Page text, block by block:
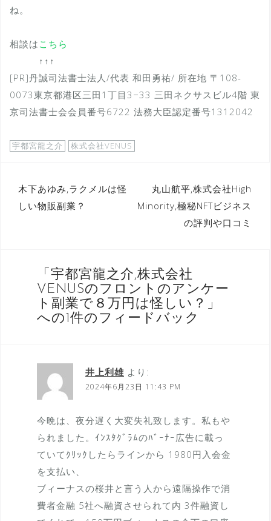
ね。
相談は こちら
↑↑↑
[PR]丹誠司法書士法人/代表 和田勇祐/ 所在地 〒108-
0073東京都港区三田1丁目3−33 三田ネクサスビル4階 東
京司法書士会会員番号6722 法務大臣認定番号1312042
宇都宮龍之介 株式会社VENUS
投
稿
木下あゆみ,ラクメルは怪
しい物販副業？
丸山航平,株式会社High
Minority,極秘NFTビジネス
の評判や口コミ
「 宇都宮龍之介,株式会社
VENUSのフロントのアンケー
ト副業で８万円は怪しい？
」
への1件のフィードバック
井上利雄 より:
2024年6月23日 11:43 PM
今晩は、夜分遅く大変失礼致します。私もや
られました。ｲﾝｽﾀｸﾞﾗﾑのﾊﾞｰﾅｰ広告に載っ
ていてｸﾘｯｸしたらラインから 1980円入会金
を支払い、
ブィーナスの桜井と言う人から遠隔操作で消
費者金融 5社へ融資させられて内 3件融資し